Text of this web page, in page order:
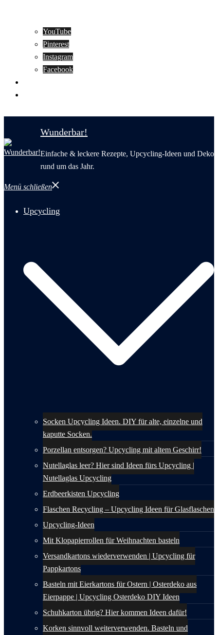
YouTube
Pinterest
Instagram
Facebook
Wunderbar!
Einfache & leckere Rezepte, Upcycling-Ideen und Deko
rund um das Jahr.
Menü schließen
Upcycling
Socken Upcycling Ideen. DIY für alte, einzelne und
kaputte Socken.
Porzellan entsorgen? Upcycling mit altem Geschirr!
Nutellaglas leer? Hier sind Ideen fürs Upcycling |
Nutellaglas Upcycling
Erdbeerkisten Upcycling
Flaschen Recycling – Upcycling Ideen für Glasflaschen
Upcycling-Ideen
Mit Klopapierrollen für Weihnachten basteln
Versandkartons wiederverwenden | Upcycling für
Pappkartons
Basteln mit Eierkartons für Ostern | Osterdeko aus
Eierpappe | Upcycling Osterdeko DIY Ideen
Schuhkarton übrig? Hier kommen Ideen dafür!
Korken sinnvoll weiterverwenden. Basteln und